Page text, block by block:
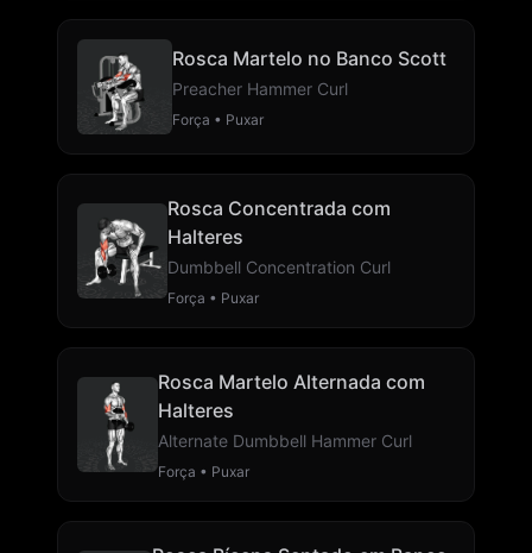
Rosca Martelo no Banco Scott
Preacher Hammer Curl
Força • Puxar
Rosca Concentrada com
Halteres
Dumbbell Concentration Curl
Força • Puxar
Rosca Martelo Alternada com
Halteres
Alternate Dumbbell Hammer Curl
Força • Puxar